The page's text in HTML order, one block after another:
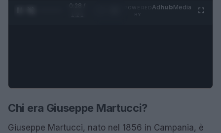
0:29 /
AdhubMedia
Chi era Giuseppe Martucci?
Giuseppe Martucci, nato nel 1856 in Campania, è